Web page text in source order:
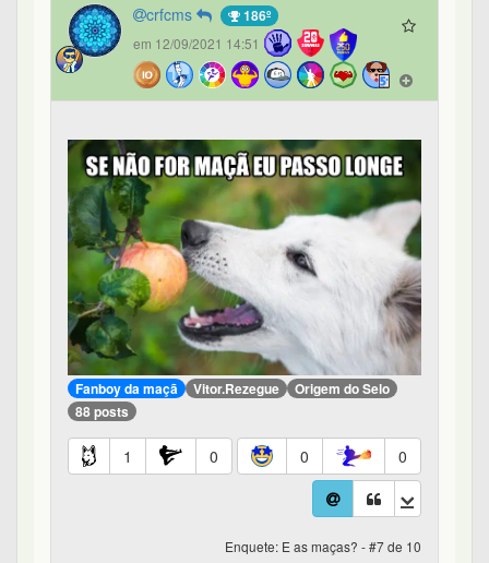
crfcms 186º
em 12/09/2021 14:51
Fanboy da maçã Vitor.Rezegue
Origem do Selo
88 posts
1 0 0 0
Enquete: E as maças? - #7 de 10